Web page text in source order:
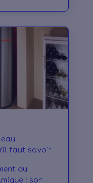
faut savoir
du
: son